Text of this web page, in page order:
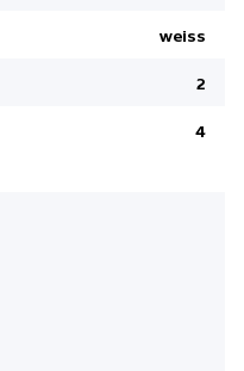
weiss
2
4